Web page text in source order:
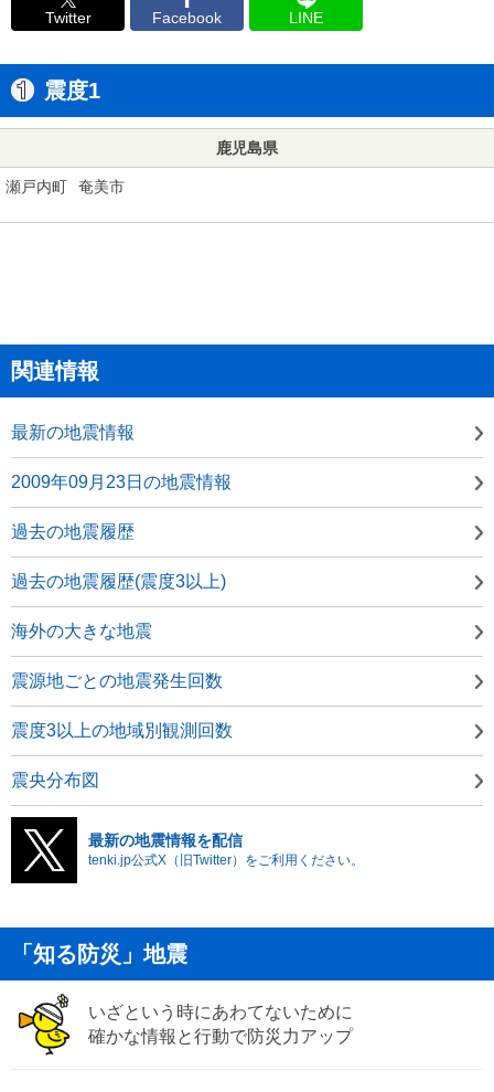
Twitter Facebook LINE
震度1
鹿児島県
瀬戸内町 奄美市
関連情報
最新の地震情報
2009年09月23日の地震情報
過去の地震履歴
過去の地震履歴(震度3以上)
海外の大きな地震
震源地ごとの地震発生回数
震度3以上の地域別観測回数
震央分布図
最新の地震情報を配信
tenki.jp公式X（旧Twitter）をご利用ください。
「知る防災」地震
いざという時にあわてないために
確かな情報と行動で防災力アップ